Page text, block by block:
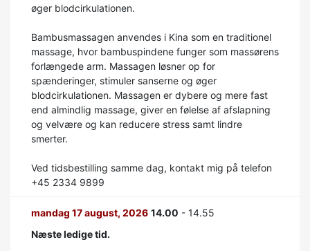
øger blodcirkulationen.
Bambusmassagen anvendes i Kina som en traditionel
massage, hvor bambuspindene funger som massørens
forlængede arm. Massagen løsner op for
spænderinger, stimuler sanserne og øger
blodcirkulationen. Massagen er dybere og mere fast
end almindlig massage, giver en følelse af afslapning
og velvære og kan reducere stress samt lindre
smerter.
Ved tidsbestilling samme dag, kontakt mig på telefon
+45 2334 9899
mandag 17 august, 2026 14.00 - 14.55
Næste ledige tid.